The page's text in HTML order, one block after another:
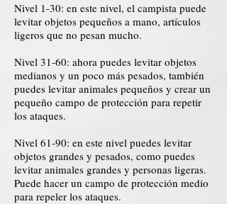
Nivel 1-30: en este nivel, el campista puede
levitar objetos pequeños a mano, artículos
ligeros que no pesan mucho.
Nivel 31-60: ahora puedes levitar objetos
medianos y un poco más pesados, también
puedes levitar animales pequeños y crear un
pequeño campo de protección para repetir
los ataques.
Nivel 61-90: en este nivel puedes levitar
objetos grandes y pesados, como puedes
levitar animales grandes y personas ligeras.
Puede hacer un campo de protección medio
para repeler los ataques.